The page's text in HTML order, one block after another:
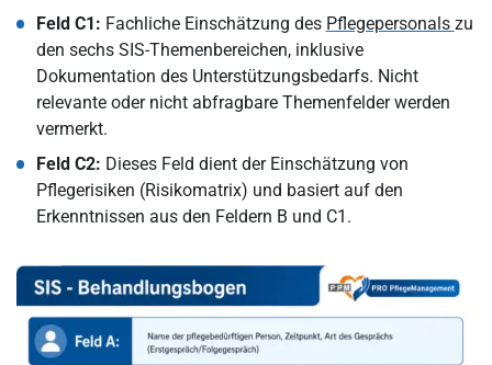
Feld C1: Fachliche Einschätzung des Pflegepersonals zu
den sechs SIS-Themenbereichen, inklusive
Dokumentation des Unterstützungsbedarfs. Nicht
relevante oder nicht abfragbare Themenfelder werden
vermerkt.
Feld C2: Dieses Feld dient der Einschätzung von
Pflegerisiken (Risikomatrix) und basiert auf den
Erkenntnissen aus den Feldern B und C1.